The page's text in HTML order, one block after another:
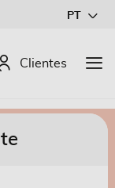
Conteúdo
PT
Procurar
Clientes